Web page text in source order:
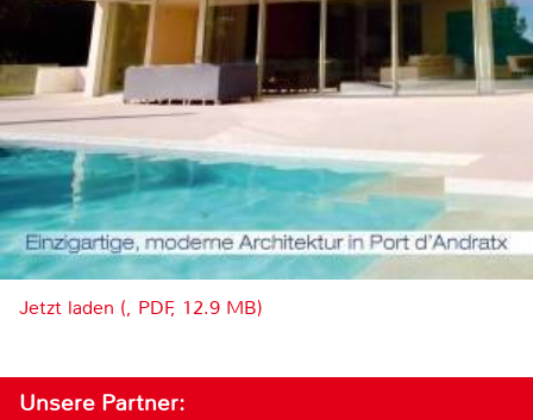
Jetzt laden (, PDF, 12.9 MB)
Unsere Partner: